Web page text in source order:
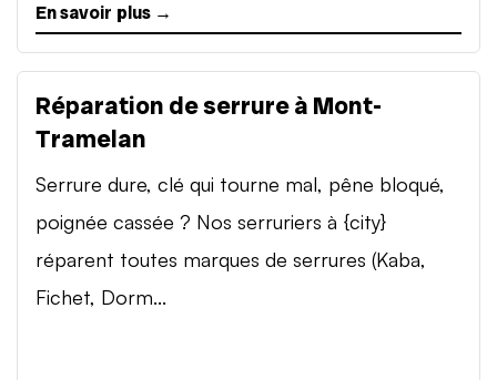
En savoir plus →
Réparation de serrure à Mont-
Tramelan
Serrure dure, clé qui tourne mal, pêne bloqué,
poignée cassée ? Nos serruriers à {city}
réparent toutes marques de serrures (Kaba,
Fichet, Dorm...